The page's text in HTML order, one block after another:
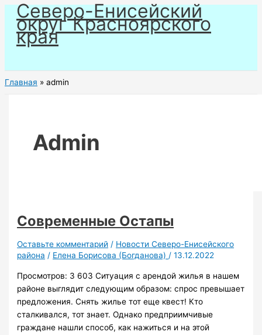
Перейти
содержимому
Северо-Енисейский
округ Красноярского
края
Главная admin
Admin
Современные Остапы
Оставьте комментарий / Новости Северо-Енисейского
района / Елена Борисова (Богданова)/13.12.2022
Просмотров: 3 603 Ситуация с арендой жилья в нашем
районе выглядит следующим образом: спрос превышает
предложения. Снять жилье тот еще квест! Кто
сталкивался, тот знает. Однако предприимчивые
граждане нашли способ, как нажиться и на этой